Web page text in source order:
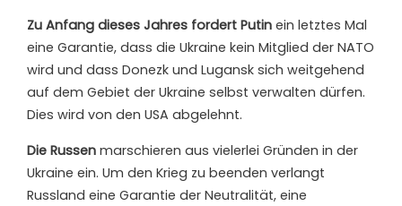
Zu Anfang dieses Jahres fordert Putin ein letztes Mal
eine Garantie, dass die Ukraine kein Mitglied der NATO
wird und dass Donezk und Lugansk sich weitgehend
auf dem Gebiet der Ukraine selbst verwalten dürfen.
Dies wird von den USA abgelehnt.
Die Russen marschieren aus vielerlei Gründen in der
Ukraine ein. Um den Krieg zu beenden verlangt
Russland eine Garantie der Neutralität, eine